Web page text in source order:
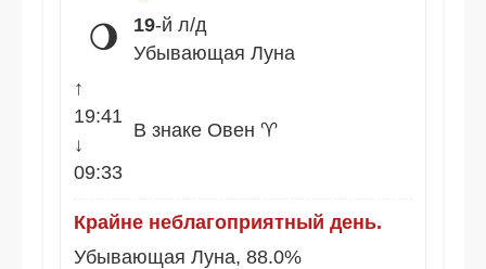
🌖 19-й л/д
Убывающая Луна
↑
19:41
↓
09:33
В знаке Овен ♈
Крайне неблагоприятный день.
Убывающая Луна, 88.0%